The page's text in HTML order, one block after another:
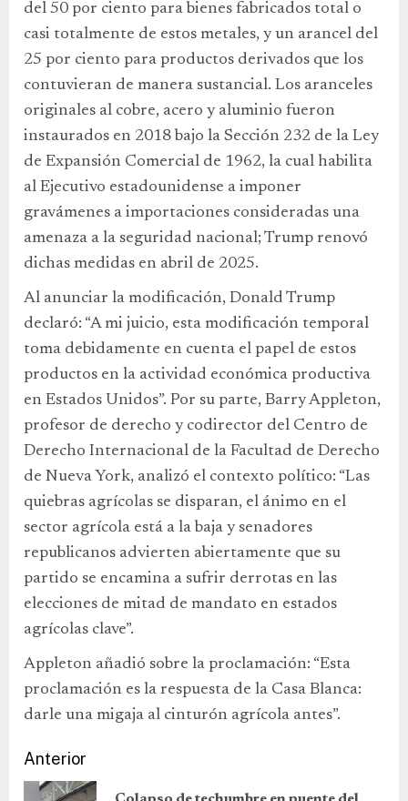
del 50 por ciento para bienes fabricados total o
casi totalmente de estos metales, y un arancel del
25 por ciento para productos derivados que los
contuvieran de manera sustancial. Los aranceles
originales al cobre, acero y aluminio fueron
instaurados en 2018 bajo la Sección 232 de la Ley
de Expansión Comercial de 1962, la cual habilita
al Ejecutivo estadounidense a imponer
gravámenes a importaciones consideradas una
amenaza a la seguridad nacional; Trump renovó
dichas medidas en abril de 2025.
Al anunciar la modificación, Donald Trump
declaró: “A mi juicio, esta modificación temporal
toma debidamente en cuenta el papel de estos
productos en la actividad económica productiva
en Estados Unidos”. Por su parte, Barry Appleton,
profesor de derecho y codirector del Centro de
Derecho Internacional de la Facultad de Derecho
de Nueva York, analizó el contexto político: “Las
quiebras agrícolas se disparan, el ánimo en el
sector agrícola está a la baja y senadores
republicanos advierten abiertamente que su
partido se encamina a sufrir derrotas en las
elecciones de mitad de mandato en estados
agrícolas clave”.
Appleton añadió sobre la proclamación: “Esta
proclamación es la respuesta de la Casa Blanca:
darle una migaja al cinturón agrícola antes”.
Anterior